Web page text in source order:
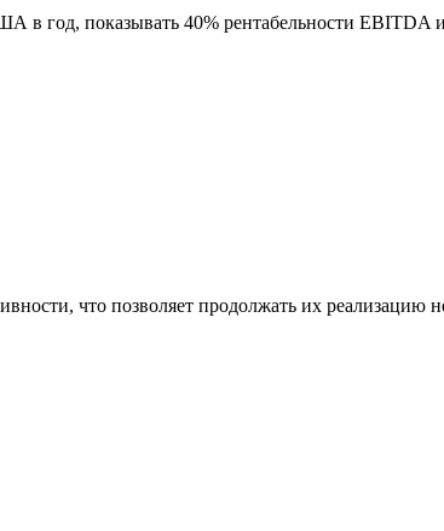
год, показывать 40% рентабельности EBITDA
что позволяет продолжать их реализацию